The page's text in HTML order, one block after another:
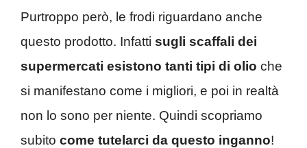
Purtroppo però, le frodi riguardano anche
questo prodotto. Infatti sugli scaffali dei
supermercati esistono tanti tipi di olio che
si manifestano come i migliori, e poi in realtà
non lo sono per niente. Quindi scopriamo
subito come tutelarci da questo inganno!